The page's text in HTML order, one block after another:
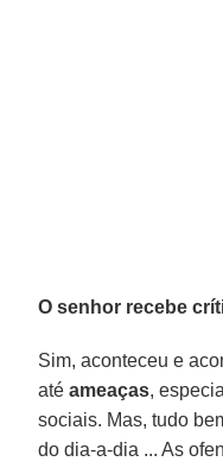
O senhor recebe
Sim, aconteceu e
atéameaças,
sociais. Mas, tudo
do dia-a-dia ... As